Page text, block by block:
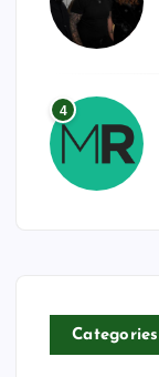
4
Categories